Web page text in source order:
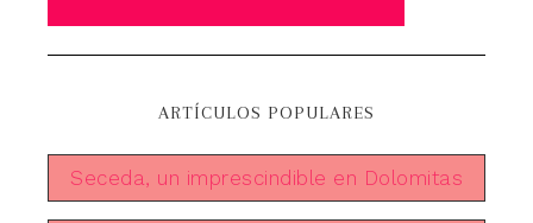
ARTÍCULOS POPULARES
Seceda, un imprescindible en Dolomitas